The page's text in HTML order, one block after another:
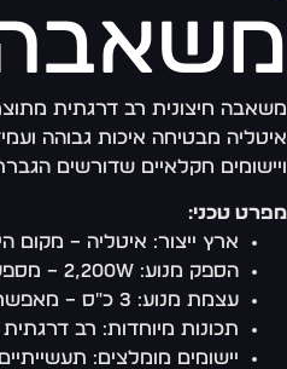
משאבה
איטליה מבטיחה איכות גבוהה
ויישומים חקלאיים שדורשים
מפרט טכני:
ארץ ייצור: איטליה – מקום
הספק מנוע: 2,200W – מספק עוצמה רבה לכל צורך
עצמת מנוע: 3 כ"ס – מאפשרת ביצועים חזקים ומהימנים
תכונות מיוחדות: רב
יישומים מומלצים: